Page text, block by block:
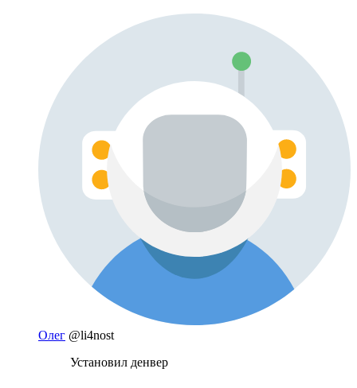
Олег @li4nost
Установил денвер